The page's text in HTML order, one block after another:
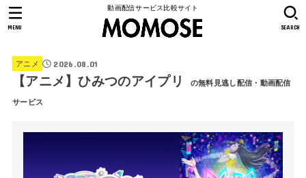
動画配信サービス比較サイト
SEARCH
MENU
アニメ 2026.08.01
【アニメ】ひみつのアイプリ の無料見逃し配信・動画配信
サービス